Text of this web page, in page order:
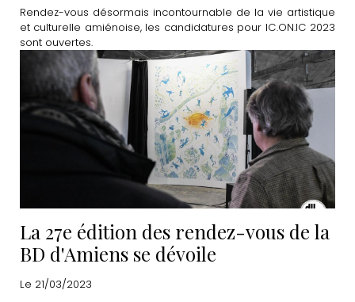
Rendez-vous désormais incontournable de la vie artistique
et culturelle amiénoise, les candidatures pour IC.ON.IC 2023
sont ouvertes.
La 27e édition des rendez-vous de la
BD d'Amiens se dévoile
Le 21/03/2023